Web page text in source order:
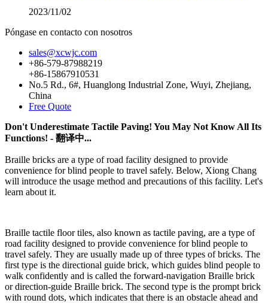
2023/11/02
Póngase en contacto con nosotros
sales@xcwjc.com
+86-579-87988219
+86-15867910531
No.5 Rd., 6#, Huanglong Industrial Zone, Wuyi, Zhejiang,
China
Free Quote
Don't Underestimate Tactile Paving! You May Not Know All Its
Functions! - 翻译中...
Braille bricks are a type of road facility designed to provide
convenience for blind people to travel safely. Below, Xiong Chang
will introduce the usage method and precautions of this facility. Let's
learn about it.
Braille tactile floor tiles, also known as tactile paving, are a type of
road facility designed to provide convenience for blind people to
travel safely. They are usually made up of three types of bricks. The
first type is the directional guide brick, which guides blind people to
walk confidently and is called the forward-navigation Braille brick
or direction-guide Braille brick. The second type is the prompt brick
with round dots, which indicates that there is an obstacle ahead and